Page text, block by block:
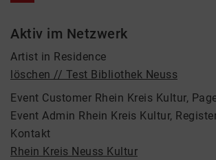
Aktiv im Netzwerk
Artist in Residence
löschen // Test Bibliothek Neuss
Event Customer Rhein Kreis Kultur,
Event Admin Rhein Kreis Kultur,
Kontakt
Rhein Kreis Neuss Kultur